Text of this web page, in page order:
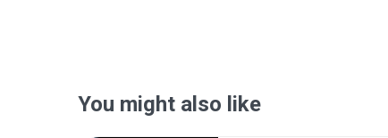
You might also like